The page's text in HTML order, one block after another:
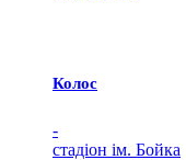
Колос
-
стадіон ім. Бойка